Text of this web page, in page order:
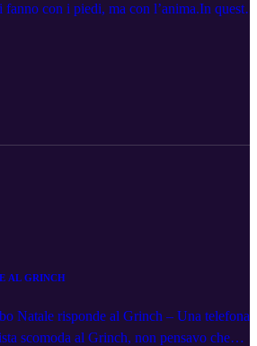
con i piedi, ma con l’anima.In questa
interiore: l’arte di vedere oltre il
sottili.Un cammino nel silenzio, dove le
ricorda la sua vera casa. 🎧 Chiudi gli
dentro di te. ▶️ Playlist completa:
playlist?
✨ Iscriviti
AL GRINCH
Natale risponde al Grinch – Una
scomoda al Grinch, non pensavo che